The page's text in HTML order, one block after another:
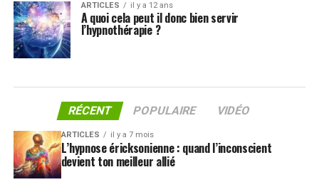
ARTICLES il y a 12 ans
A quoi cela peut il donc bien servir
l’hypnothérapie ?
RÉCENT POPULAIRE VIDÉO
ARTICLES il y a 7 mois
L’hypnose éricksonienne : quand l’inconscient
devient ton meilleur allié